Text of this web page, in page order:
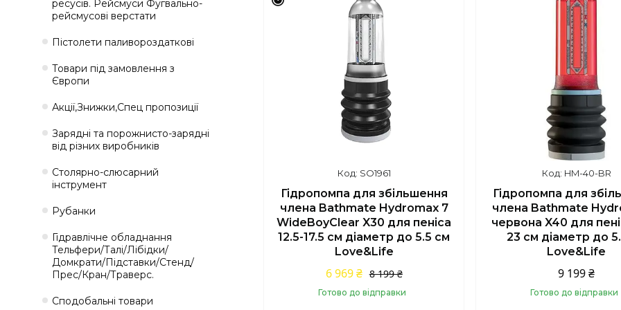
SO1961
Гідропомпа для збільшення
члена Bathmate Hydromax 7
WideBoyClear X30 для пеніса
12.5-17.5 см діаметр до 5.5 см
Love&Life
8 199 ₴
6 969 ₴
Готово до відправки
HM-40-BR
Гідропомпа для
члена Bathmate
червона X40 для
23 см діаметр до
Love&Life
9 199 ₴
Готово до відправки
ресусів. Рейсмуси Фугвально-
рейсмусові верстати
Пістолети паливороздаткові
Товари під замовлення з
Європи
Акції,Знижки,Спец пропозиції
Зарядні та порожнисто-зарядні
від різних виробників
Столярно-слюсарний
інструмент
Рубанки
Гідравлічне обладнання
Тельфери/Талі/Лібідки/
Домкрати/Підставки/Стенд/
Прес/Кран/Траверс.
Сподобальні товари